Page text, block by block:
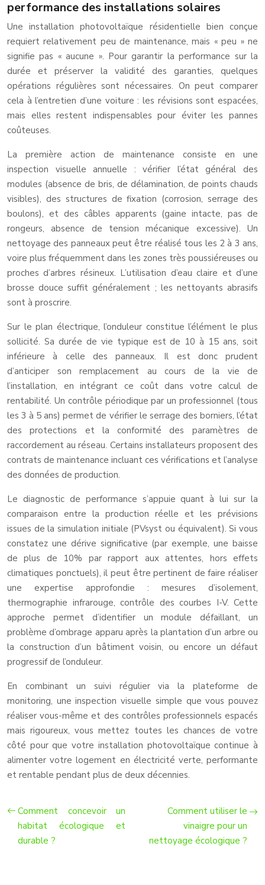
performance des installations solaires
Une installation photovoltaïque résidentielle bien conçue
requiert relativement peu de maintenance, mais « peu » ne
signifie pas « aucune ». Pour garantir la performance sur la
durée et préserver la validité des garanties, quelques
opérations régulières sont nécessaires. On peut comparer
cela à l’entretien d’une voiture : les révisions sont espacées,
mais elles restent indispensables pour éviter les pannes
coûteuses.
La première action de maintenance consiste en une
inspection visuelle annuelle : vérifier l’état général des
modules (absence de bris, de délamination, de points chauds
visibles), des structures de fixation (corrosion, serrage des
boulons), et des câbles apparents (gaine intacte, pas de
rongeurs, absence de tension mécanique excessive). Un
nettoyage des panneaux peut être réalisé tous les 2 à 3 ans,
voire plus fréquemment dans les zones très poussiéreuses ou
proches d’arbres résineux. L’utilisation d’eau claire et d’une
brosse douce suffit généralement ; les nettoyants abrasifs
sont à proscrire.
Sur le plan électrique, l’onduleur constitue l’élément le plus
sollicité. Sa durée de vie typique est de 10 à 15 ans, soit
inférieure à celle des panneaux. Il est donc prudent
d’anticiper son remplacement au cours de la vie de
l’installation, en intégrant ce coût dans votre calcul de
rentabilité. Un contrôle périodique par un professionnel (tous
les 3 à 5 ans) permet de vérifier le serrage des borniers, l’état
des protections et la conformité des paramètres de
raccordement au réseau. Certains installateurs proposent des
contrats de maintenance incluant ces vérifications et l’analyse
des données de production.
Le diagnostic de performance s’appuie quant à lui sur la
comparaison entre la production réelle et les prévisions
issues de la simulation initiale (PVsyst ou équivalent). Si vous
constatez une dérive significative (par exemple, une baisse
de plus de 10% par rapport aux attentes, hors effets
climatiques ponctuels), il peut être pertinent de faire réaliser
une expertise approfondie : mesures d’isolement,
thermographie infrarouge, contrôle des courbes I-V. Cette
approche permet d’identifier un module défaillant, un
problème d’ombrage apparu après la plantation d’un arbre ou
la construction d’un bâtiment voisin, ou encore un défaut
progressif de l’onduleur.
En combinant un suivi régulier via la plateforme de
monitoring, une inspection visuelle simple que vous pouvez
réaliser vous-même et des contrôles professionnels espacés
mais rigoureux, vous mettez toutes les chances de votre
côté pour que votre installation photovoltaïque continue à
alimenter votre logement en électricité verte, performante
et rentable pendant plus de deux décennies.
Comment concevoir un
habitat écologique et
durable ?
Comment utiliser le
vinaigre pour un
nettoyage écologique ?